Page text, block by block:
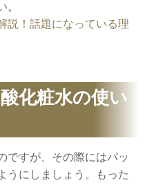
。
説！話題になっている理
化粧水の使い
ですが、その際にはパッ
うにしましょう。もった